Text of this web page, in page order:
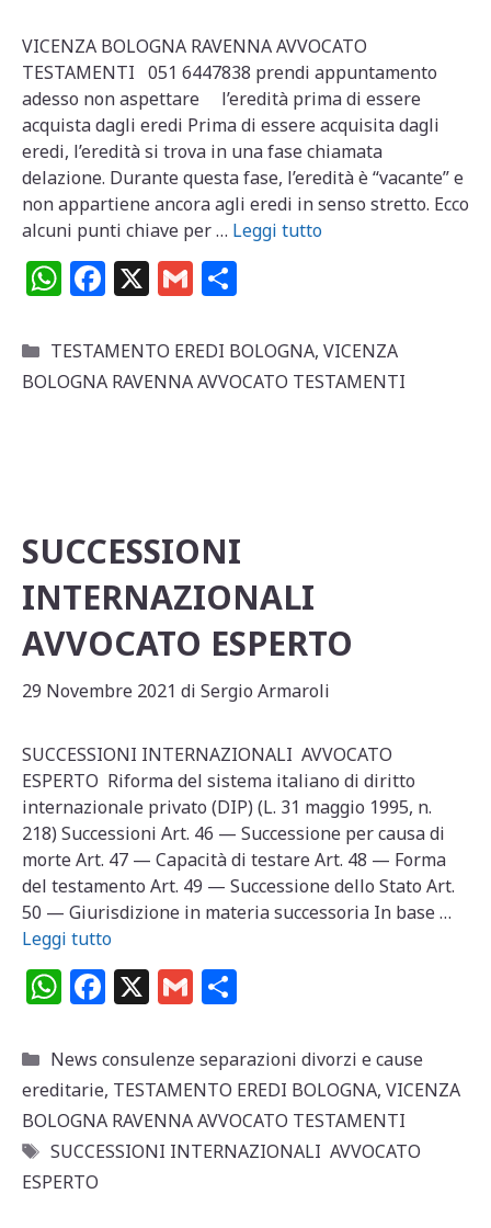
VICENZA BOLOGNA RAVENNA AVVOCATO
TESTAMENTI 051 6447838 prendi appuntamento
adesso non aspettare l’eredità prima di essere
acquista dagli eredi Prima di essere acquisita dagli
eredi, l’eredità si trova in una fase chiamata
delazione. Durante questa fase, l’eredità è “vacante” e
non appartiene ancora agli eredi in senso stretto. Ecco
alcuni punti chiave per … Leggi tutto
W
at
s
F
c
e
X G
ai
l
n
di
Categorie
TESTAMENTO EREDI BOLOGNA, VICENZA
BOLOGNA RAVENNA AVVOCATO TESTAMENTI
SUCCESSIONI
INTERNAZIONALI
AVVOCATO ESPERTO
29 Novembre 2021 di Sergio Armaroli
SUCCESSIONI INTERNAZIONALI AVVOCATO
ESPERTO Riforma del sistema italiano di diritto
internazionale privato (DIP) (L. 31 maggio 1995, n.
218) Successioni Art. 46 — Successione per causa di
morte Art. 47 — Capacità di testare Art. 48 — Forma
del testamento Art. 49 — Successione dello Stato Art.
50 — Giurisdizione in materia successoria In base …
Leggi tutto
W
at
s
A
p
p
F
c
e
b
o
X G
ai
l
n
di
vi
di
Categorie
News consulenze separazioni divorzi e cause
ereditarie, TESTAMENTO EREDI BOLOGNA, VICENZA
BOLOGNA RAVENNA AVVOCATO TESTAMENTI
Tag
SUCCESSIONI INTERNAZIONALI AVVOCATO
ESPERTO